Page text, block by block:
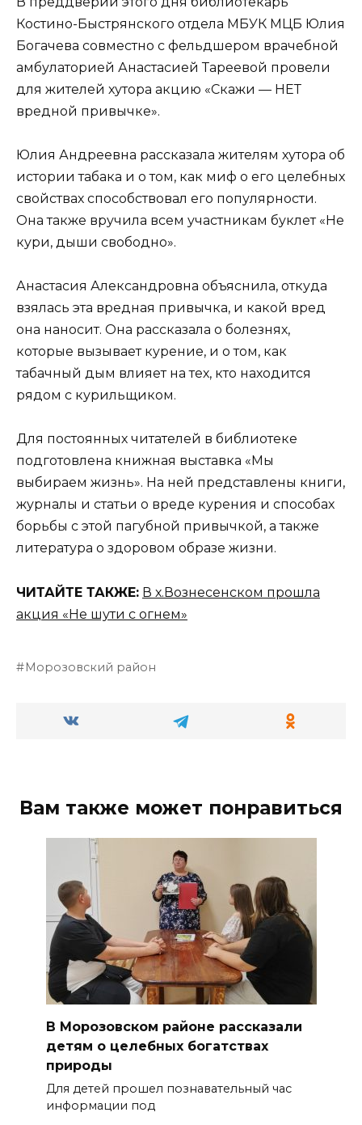
Костино-Быстрянского отдела МБУК МЦБ Юлия
Богачева совместно с фельдшером врачебной
амбулаторией Анастасией Тареевой провели
для жителей хутора акцию «Скажи — НЕТ
вредной привычке».
Юлия Андреевна рассказала жителям хутора об
истории табака и о том, как миф о его целебных
свойствах способствовал его популярности.
Она также вручила всем участникам буклет «Не
кури, дыши свободно».
Анастасия Александровна объяснила, откуда
взялась эта вредная привычка, и какой вред
она наносит. Она рассказала о болезнях,
которые вызывает курение, и о том, как
табачный дым влияет на тех, кто находится
рядом с курильщиком.
Для постоянных читателей в библиотеке
подготовлена книжная выставка «Мы
выбираем жизнь». На ней представлены книги,
журналы и статьи о вреде курения и способах
борьбы с этой пагубной привычкой, а также
литература о здоровом образе жизни.
ЧИТАЙТЕ ТАКЖЕ: В х.Вознесенском прошла
акция «Не шути с огнем»
Морозовский район
Вам также может понравиться
В Морозовском районе рассказали
детям о целебных богатствах
природы
Для детей прошел познавательный час
информации под